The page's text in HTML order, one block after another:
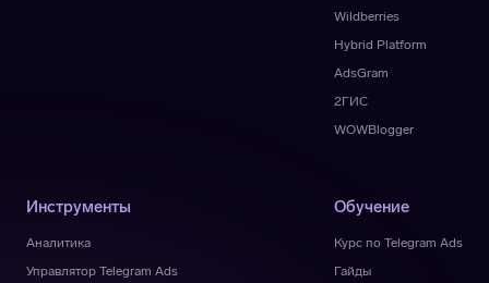
Wildberries
Hybrid Platform
AdsGram
2ГИС
WOWBlogger
Инструменты
Аналитика
Управлятор Telegram Ads
Обучение
Курс по Telegram Ads
Гайды